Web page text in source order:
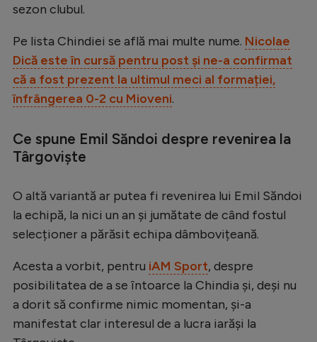
Intră în cont
Creează cont
sezon clubul.
Pe lista Chindiei se află mai multe nume. Nicolae
Dică este în cursă pentru post și ne-a confirmat
că a fost prezent la ultimul meci al formației,
înfrângerea 0-2 cu Mioveni.
Ce spune Emil Săndoi despre revenirea la
Târgoviște
O altă variantă ar putea fi revenirea lui Emil Săndoi
la echipă, la nici un an și jumătate de când fostul
selecționer a părăsit echipa dâmbovițeană.
Acesta a vorbit, pentru iAM Sport, despre
posibilitatea de a se întoarce la Chindia și, deși nu
a dorit să confirme nimic momentan, și-a
manifestat clar interesul de a lucra iarăși la